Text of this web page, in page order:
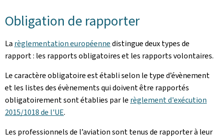
Obligation de rapporter
La règlementation européennedistingue deux types de
rapport : les rapports obligatoires et les rapports volontaires.
Le caractère obligatoire est établi selon le type d’évènement
et les listes des évènements qui doivent être rapportés
obligatoirement sont établies par le règlement d'exécution
2015/1018 de l'UE.
Les professionnels de l’aviation sont tenus de rapporter à leur